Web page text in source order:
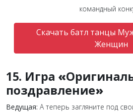
командный
Скачать батл танцы
Женщин
15. Игра «
поздравление»
Ведущая: А теперь загляните под